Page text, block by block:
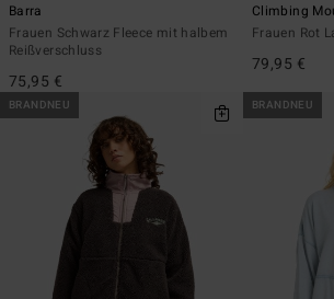
Barra
Frauen Schwarz Fleece mit halbem
Reißverschluss
75,95 €
Climbing
Frauen Rot
79,95 €
BRANDNEU BRANDNEU